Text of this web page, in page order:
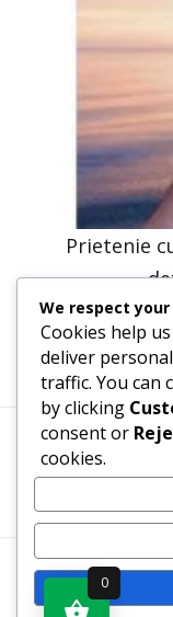
Prietenie
Termeni,
REZERVATE
We respect
Cookies help
deliver
traffic. You can
by clicking
consent or
cookies.
0